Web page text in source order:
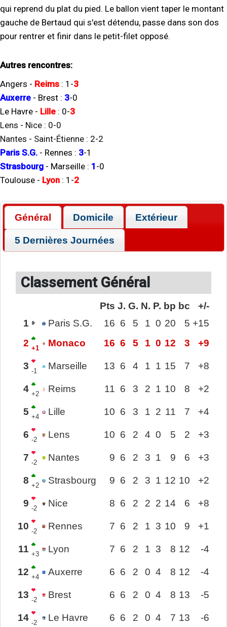
qui reprend du plat du pied. Le ballon vient taper le montant
gauche de Bertaud qui s'est détendu, passe dans son dos
pour rentrer et finir dans le petit-filet opposé.
Autres rencontres:
Angers - Reims : 1 -3
Auxerre - Brest : 3-0
Le Havre - Lille : 0-3
Lens - Nice : 0-0
Nantes - Saint-Étienne : 2-2
Paris S.G. - Rennes : 3-1
Strasbourg - Marseille : 1 -0
Toulouse - Lyon : 1 -2
Général Domicile Extérieur
5 Dernières Journées
Classement Général
Pts J. G. N. P. bp bc
+/-
1
Paris S.G. 16 6 5 1 0 20 5 +15
2 +1 Monaco 16 6 5 1 0 12 3 +9
3 -1 Marseille 13 6 4 1 1 15 7 +8
4 +2 Reims 11 6 3 2 1 10 8 +2
5 +4 Lille 10 6 3 1 2 11 7 +4
6 -2 Lens 10 6 2 4 0 5 2 +3
7 -2 Nantes 9 6 2 3 1 9 6 +3
8 +2 Strasbourg 9 6 2 3 1 12 10 +2
9 -2 Nice 8 6 2 2 2 14 6 +8
10 -2 Rennes 7 6 2 1 3 10 9 +1
11 +3 Lyon 7 6 2 1 3 8 12 -4
12 +4 Auxerre 6 6 2 0 4 8 12 -4
13 -2 Brest 6 6 2 0 4 8 13 -5
14 -2 Le Havre 6 6 2 0 4 7 13 -6